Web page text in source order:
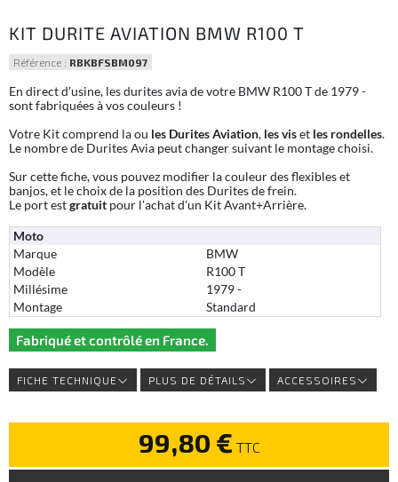
KIT DURITE AVIATION BMW R100 T
Référence : RBKBFSBM097
En direct d'usine, les durites avia de votre BMW R100 T de 1979 -
sont fabriquées à vos couleurs !
Votre Kit comprend la ou les Durites Aviation, les viset les rondelles.
Le nombre de Durites Avia peut changer suivant le montage choisi.
Sur cette fiche, vous pouvez modifier la couleur des flexibles et
banjos, et le choix de la position des Durites de frein.
Le port estgratuit pour l'achat d'un Kit Avant+Arrière.
Moto
Marque
BMW
Modèle
R100 T
Millésime
1979 -
Montage
Standard
Fabriqué et contrôlé en France.
FICHE TECHNIQUE PLUS DE DÉTAILS ACCESSOIRES
99,80 € TTC